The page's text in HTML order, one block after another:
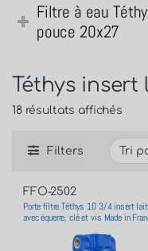
Filtre à eau
pouce 20x27
Téthys insert
18 résultats affichés
Filters
FFO-2502
Porte filtre Téthys 10 3/4 insert
avec équerre, clé et vis Made in